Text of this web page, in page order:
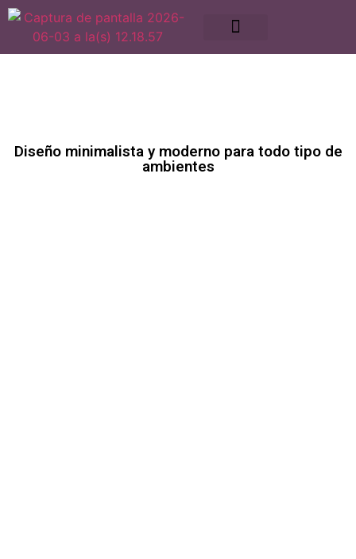
Diseño minimalista y moderno para todo tipo de
ambientes